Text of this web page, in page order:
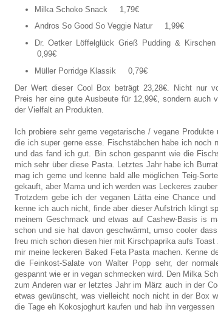
Milka Schoko Snack 1,79€
Andros So Good So Veggie Natur 1,99€
Dr. Oetker Löffelglück Grieß Pudding &
0,99€
Müller Porridge Klassik 0,79€
Der Wert dieser Cool Box beträgt 23,28€. Nicht nur
Preis her eine gute Ausbeute für 12,99€, sondern auch
der Vielfalt an Produkten.
Ich probiere sehr gerne vegetarische / vegane
die ich super gerne esse. Fischstäbchen habe ich noch
und das fand ich gut. Bin schon gespannt wie die
mich sehr über diese Pasta. Letztes Jahr habe ich
mag ich gerne und kenne bald alle möglichen Teig-
gekauft, aber Mama und ich werden was Leckeres
Trotzdem gebe ich der veganen Lätta eine Chance
kenne ich auch nicht, finde aber dieser Aufstrich klingt
meinem Geschmack und etwas auf Cashew-Basis is
schon und sie hat davon geschwärmt, umso cooler
freu mich schon diesen hier mit Kirschpaprika aufs
mir meine leckeren Baked Feta Pasta machen. Kenne
die Feinkost-Salate von Walter Popp sehr, der
gespannt wie er in vegan schmecken wird. Den Milka
zum Anderen war er letztes Jahr im März auch in der
etwas gewünscht, was vielleicht noch nicht in der Box
die Tage eh Kokosjoghurt kaufen und hab ihn